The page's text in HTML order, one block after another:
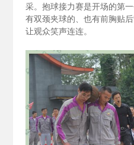
采。抱球接力赛是开场的第
有双颈夹球的、也有前胸贴
让观众笑声连连。